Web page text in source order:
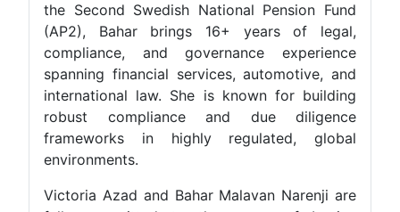
the Second Swedish National Pension Fund
(AP2), Bahar brings 16+ years of legal,
compliance, and governance experience
spanning financial services, automotive, and
international law. She is known for building
robust compliance and due diligence
frameworks in highly regulated, global
environments.
Victoria Azad and Bahar Malavan Narenji are